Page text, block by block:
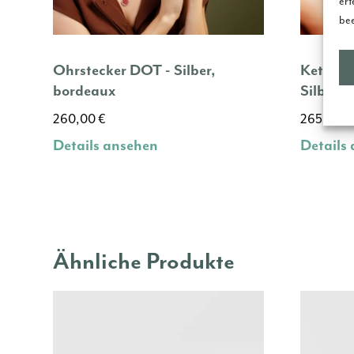
Ohrstecker DOT - Silber,
bordeaux
260,00€
Details ansehen
Kette
Silber,
265,00
Details
Ähnliche Produkte